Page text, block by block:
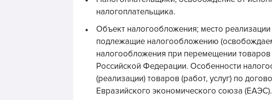
налогоплательщика.
Объект налогообложения; место
подлежащие налогообложению
налогообложения при перемещении
Российской Федерации. Особенности
(реализации) товаров (работ, услуг) по
Евразийского экономического союза (ЕАЭС).